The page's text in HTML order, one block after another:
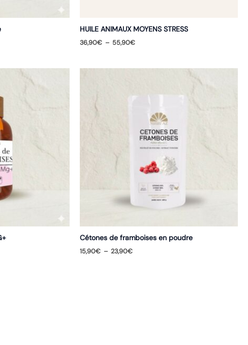
HUILE ANIMAUX MOYENS STRESS
36,90€ – 55,90€Plage
36,90€
Cétones de framboises en poudre
15,90€ – 23,90€Plage